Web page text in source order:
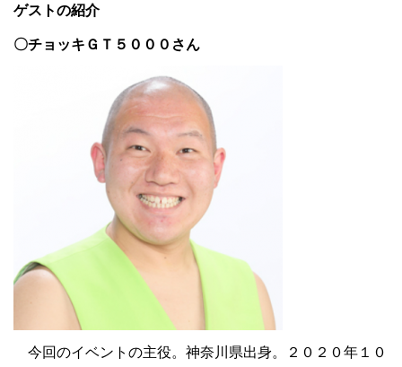
ゲストの紹介
〇チョッキＧＴ５０００さん
今回のイベントの主役。神奈川県出身。２０２０年１０